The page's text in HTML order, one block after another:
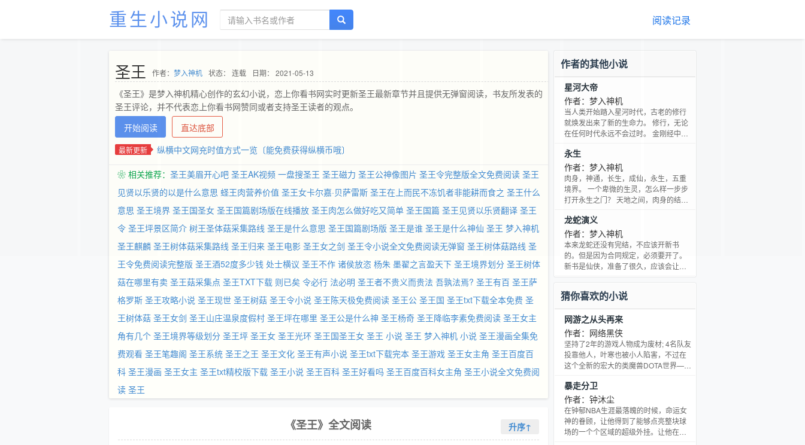
重生小说网 阅读记录
圣王 作者： 梦入神机 状态： 连载 日期： 2021-05-13
《圣王》是梦入神机精心创作的玄幻小说，恋上你看书网实时更新圣王最新章节并且提供无弹窗阅读，书友所发表的
圣王评论，并不代表恋上你看书网赞同或者支持圣王读者的观点。
开始阅读
直达底部
最新更新 纵横中文网充时值方式一览〔能免费获得纵横币哦〕
❀ 相关推荐： 圣王美眉开心吧 圣王AK视频 一盘搜圣王 圣王磁力 圣王公神像图片 圣王令完整版全文免费阅读 圣王
见贤以乐贤的以是什么意思 蛏王肉营养价值 圣王女卡尔嘉·贝萨雷斯 圣王在上而民不冻饥者非能耕而食之 圣王什么
意思 圣王境界 圣王国圣女 圣王国篇剧场版在线播放 圣王肉怎么做好吃又简单 圣王国篇 圣王见贤以乐贤翻译 圣王
令 圣王坪景区简介 树王圣体菇采集路线 圣王是什么意思 圣王国篇剧场版 圣王是谁 圣王是什么神仙 圣王 梦入神机
圣王麒麟 圣王树体菇采集路线 圣王归来 圣王电影 圣王女之剑 圣王令小说全文免费阅读无弹窗 圣王树体菇路线 圣
王令免费阅读完整版 圣王酒52度多少钱 处士横议 圣王不作 诸侯放恣 杨朱 墨翟之言盈天下 圣王境界划分 圣王树体
菇在哪里有卖 圣王菇采集点 圣王TXT下载 则已矣 令必行 法必明 圣王者不贵义而贵法 吾孰法焉? 圣王有百 圣王萨
格罗斯 圣王攻略小说 圣王现世 圣王树菇 圣王令小说 圣王陈天极免费阅读 圣王公 圣王国 圣王txt下载全本免费 圣
王树体菇 圣王女剑 圣王山庄温泉度假村 圣王坪在哪里 圣王公是什么神 圣王杨奇 圣王降临李素免费阅读 圣王女主
角有几个 圣王境界等级划分 圣王坪 圣王女 圣王光环 圣王国圣王女 圣王 小说 圣王 梦入神机 小说 圣王漫画全集免
费观看 圣王笔趣阁 圣王系统 圣王之王 圣王文化 圣王有声小说 圣王txt下载完本 圣王游戏 圣王女主角 圣王百度百
科 圣王漫画 圣王女主 圣王txt精校版下载 圣王小说 圣王百科 圣王好看吗 圣王百度百科女主角 圣王小说全文免费阅
读 圣王
《圣王》全文阅读 升序↑
作者的其他小说
星河大帝
作者：梦入神机
当人类开始踏入星河时代，古老的修行
就焕发出来了新的生命力。 修行，无论
在任何时代永远不会过时。 金刚经中，
其心？”。 一句话，就道尽了修行的真
谛，四个字，降服其心。 心神通广大，
所以孙悟空又叫做心猿。每一个人的心
灵就是一尊孙悟空，降服心猿，就可成
斗战胜佛。 在星河大帝之中，梦入神机
永生
作者：梦入神机
肉身，神通，长生，成仙，永生，五重
境界。 一个卑微的生灵，怎么样一步步
打开永生之门？ 天地之间，肉身的结
力量，永生的希望，尽在其中。 无穷无
尽的新奇法宝，崭新世界，仙道门派，
人，妖，神，仙，魔，王，皇，帝，人
间的爱恨情仇，恩怨纠葛，仙道的争斗
法力，尽在《永生》。 梦入神机继
龙蛇演义
作者：梦入神机
本来龙蛇还没有完结，不应该开新书
的。但是因为合同规定，必须要开了。
新书是仙侠，准备了很久，应该会让大
思说了。不过新书有大量存稿，不会发
生这样的情况了。 新书《阳神》也是突
破了《佛本》《黑山》《龙蛇》没有存
稿的尴尬局面。 新书开始了，龙蛇也要
尽快的完结了，不过最后还有几个情节
写。龙蛇耗费我太多心血了，虽然还没
有写完，但是我的人仍
猜你喜欢的小说
网游之从头再来
作者：网络黑侠
坚持了2年的游戏人物成为废材; 4名队友
投靠他人，叶寒也被小人陷害，不过在
这个全新的宏大的类魔兽DOTA世界——
是删掉人物，从头再来. 看昔日皇者如何
上演王者归来！ 一切你能想到，这里都
可以找到！
暴走分卫
作者：钟沐尘
在钟郁NBA生涯最落魄的时候，命运女
神的眷顾，让他得到了能够点亮整块球
场的一个个区域的超级外挂。让他在区